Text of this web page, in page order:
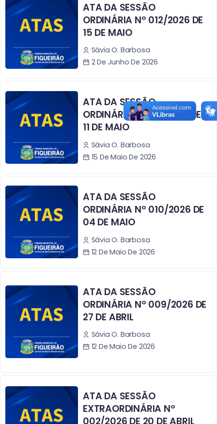
ATA DA SESSÃO
ORDINÁRIA Nº 012/2026 DE
15 DE MAIO
Sávia O. Barbosa
2 De Junho De 2026
ATA DA SESSÃO
ORDINÁRIA Nº 011/2026 DE
11 DE MAIO
Sávia O. Barbosa
15 De Maio De 2026
ATA DA SESSÃO
ORDINÁRIA Nº 010/2026 DE
04 DE MAIO
Sávia O. Barbosa
12 De Maio De 2026
ATA DA SESSÃO
ORDINÁRIA Nº 009/2026 DE
27 DE ABRIL
Sávia O. Barbosa
12 De Maio De 2026
ATA DA SESSÃO
EXTRAORDINÁRIA Nº
002/2026 DE 20 DE ABRIL